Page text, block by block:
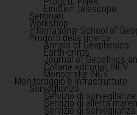
Einstein telescope
Seminari
Workshop
International School of
Prodotti della ricerca
Annals of Geophysics
Earth-prints
Journal of Geoethics
Collane editoriali INGV
Monografie INGV
Monitoraggio e infrastrutture
Sorveglianza
Servizio di
Servizio di allerta
Servizio di